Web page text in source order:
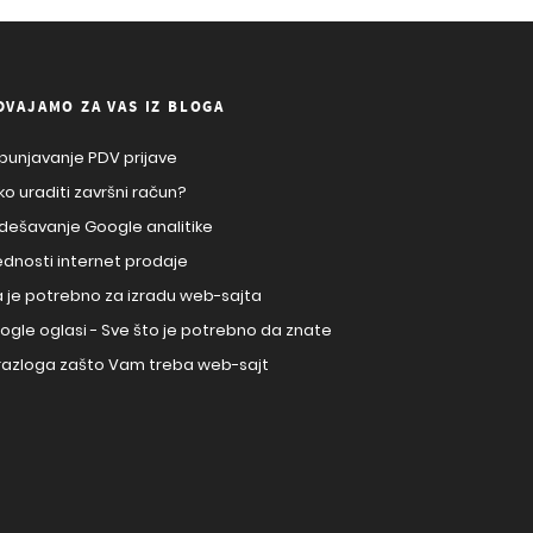
ZA VAS IZ BLOGA
PDV prijave
uraditi završni račun?
Google analitike
internet prodaje
je potrebno za izradu web-sajta
oglasi - Sve što je potrebno da znate
zašto Vam treba web-sajt